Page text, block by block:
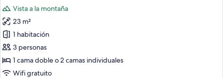
fotos
de
Habitación
estándar
con
1
Vista a la montaña
23 m²
1 habitación
3 personas
1 cama doble o 2 camas individuales
Wifi gratuito